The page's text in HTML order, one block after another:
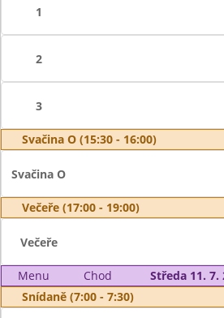
1
2
3
Svačina O (15:30 - 16:00)
Svačina O
Večeře (17:00 - 19:00)
Večeře
Menu Chod
Středa 11. 7.
Snídaně (7:00 - 7:30)